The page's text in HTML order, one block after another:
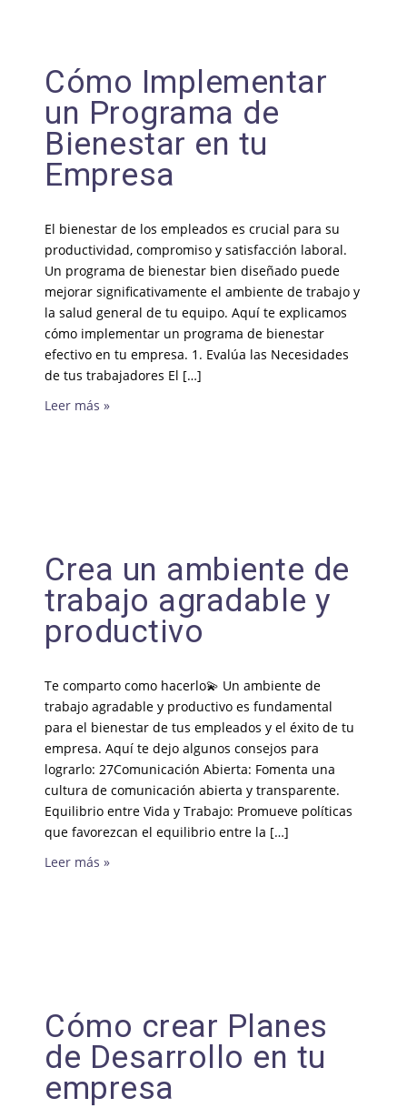
Cómo Implementar
un Programa de
Bienestar en tu
Empresa
El bienestar de los empleados es crucial para su
productividad, compromiso y satisfacción laboral.
Un programa de bienestar bien diseñado puede
mejorar significativamente el ambiente de trabajo y
la salud general de tu equipo. Aquí te explicamos
cómo implementar un programa de bienestar
efectivo en tu empresa. 1. Evalúa las Necesidades
de tus trabajadores El […]
Leer más »
Crea un ambiente de
trabajo agradable y
productivo
Te comparto como hacerlo💫 Un ambiente de
trabajo agradable y productivo es fundamental
para el bienestar de tus empleados y el éxito de tu
empresa. Aquí te dejo algunos consejos para
lograrlo: 27Comunicación Abierta: Fomenta una
cultura de comunicación abierta y transparente.
Equilibrio entre Vida y Trabajo: Promueve políticas
que favorezcan el equilibrio entre la […]
Leer más »
Cómo crear Planes
de Desarrollo en tu
empresa